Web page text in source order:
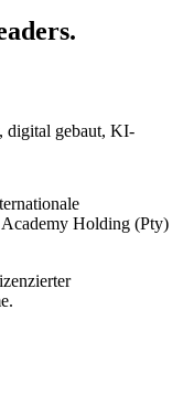
digital gebaut, KI-
Holding (Pty)